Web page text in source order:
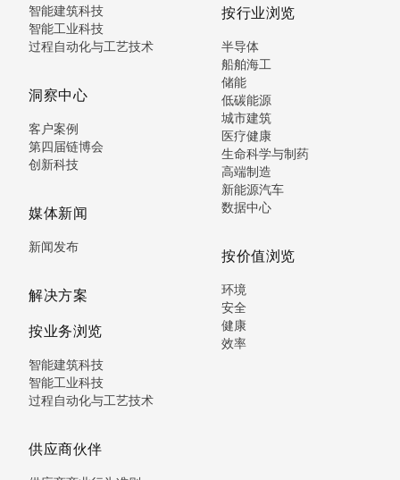
智能建筑科技
智能工业科技
过程自动化与工艺技术
洞察中心
客户案例
第四届链博会
创新科技
媒体新闻
新闻发布
解决方案
按业务浏览
智能建筑科技
智能工业科技
过程自动化与工艺技术
供应商伙伴
按行业浏览
半导体
船舶海工
储能
低碳能源
城市建筑
医疗健康
生命科学与制药
高端制造
新能源汽车
数据中心
按价值浏览
环境
安全
健康
效率